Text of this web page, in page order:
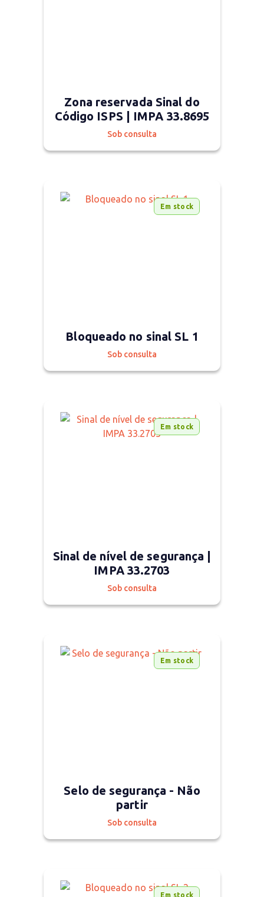
Zona reservada Sinal do
Código ISPS | IMPA 33.8695
Sob consulta
Em stock
Bloqueado no sinal SL 1
Sob consulta
Em stock
Sinal de nível de segurança |
IMPA 33.2703
Sob consulta
Em stock
Selo de segurança - Não
partir
Sob consulta
Em stock